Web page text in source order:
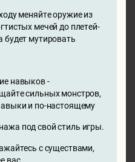
меняйте оружие из
мечей до плетей-
мутировать
навыков -
сильных монстров,
и по-настоящему
под свой стиль игры.
с существами,